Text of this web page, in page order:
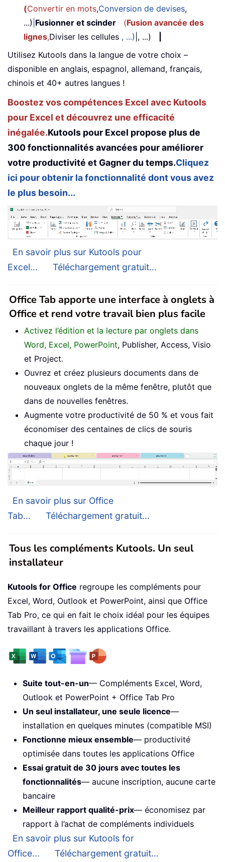
(Convertir en mots,Conversion de devises,
...) Fusionner et scinder (Fusion avancée des
lignes,Diviser les cellules , ...) |, ...)
Utilisez Kutools dans la langue de votre choix –
disponible en anglais, espagnol, allemand, français,
chinois et 40+ autres langues !
Boostez vos compétences Excel avec Kutools
pour Excel et découvrez une efficacité
inégalée.Kutools pour Excel propose plus de
300 fonctionnalités avancées pour améliorer
votre productivité et Gagner du temps.Cliquez
ici pour obtenir la fonctionnalité dont vous avez
le plus besoin...
En savoir plus sur Kutools pour
Excel...
Téléchargement gratuit...
Office Tab apporte une interface à onglets à
Office et rend votre travail bien plus facile
Activez l’édition et la lecture par onglets dans
Word, Excel, PowerPoint, Publisher, Access, Visio
et Project.
Ouvrez et créez plusieurs documents dans de
nouveaux onglets de la même fenêtre, plutôt que
dans de nouvelles fenêtres.
Augmente votre productivité de 50 % et vous fait
économiser des centaines de clics de souris
chaque jour !
En savoir plus sur Office
Tab...
Téléchargement gratuit...
Tous les compléments Kutools. Un seul
installateur
Kutools for Office regroupe les compléments pour
Excel, Word, Outlook et PowerPoint, ainsi que Office
Tab Pro, ce qui en fait le choix idéal pour les équipes
travaillant à travers les applications Office.
Suite tout-en-un— Compléments Excel, Word,
Outlook et PowerPoint + Office Tab Pro
Un seul installateur, une seule licence—
installation en quelques minutes (compatible MSI)
Fonctionne mieux ensemble— productivité
optimisée dans toutes les applications Office
Essai gratuit de 30 jours avec toutes les
fonctionnalités— aucune inscription, aucune carte
bancaire
Meilleur rapport qualité-prix— économisez par
rapport à l’achat de compléments individuels
En savoir plus sur Kutools for
Office...
Téléchargement gratuit…